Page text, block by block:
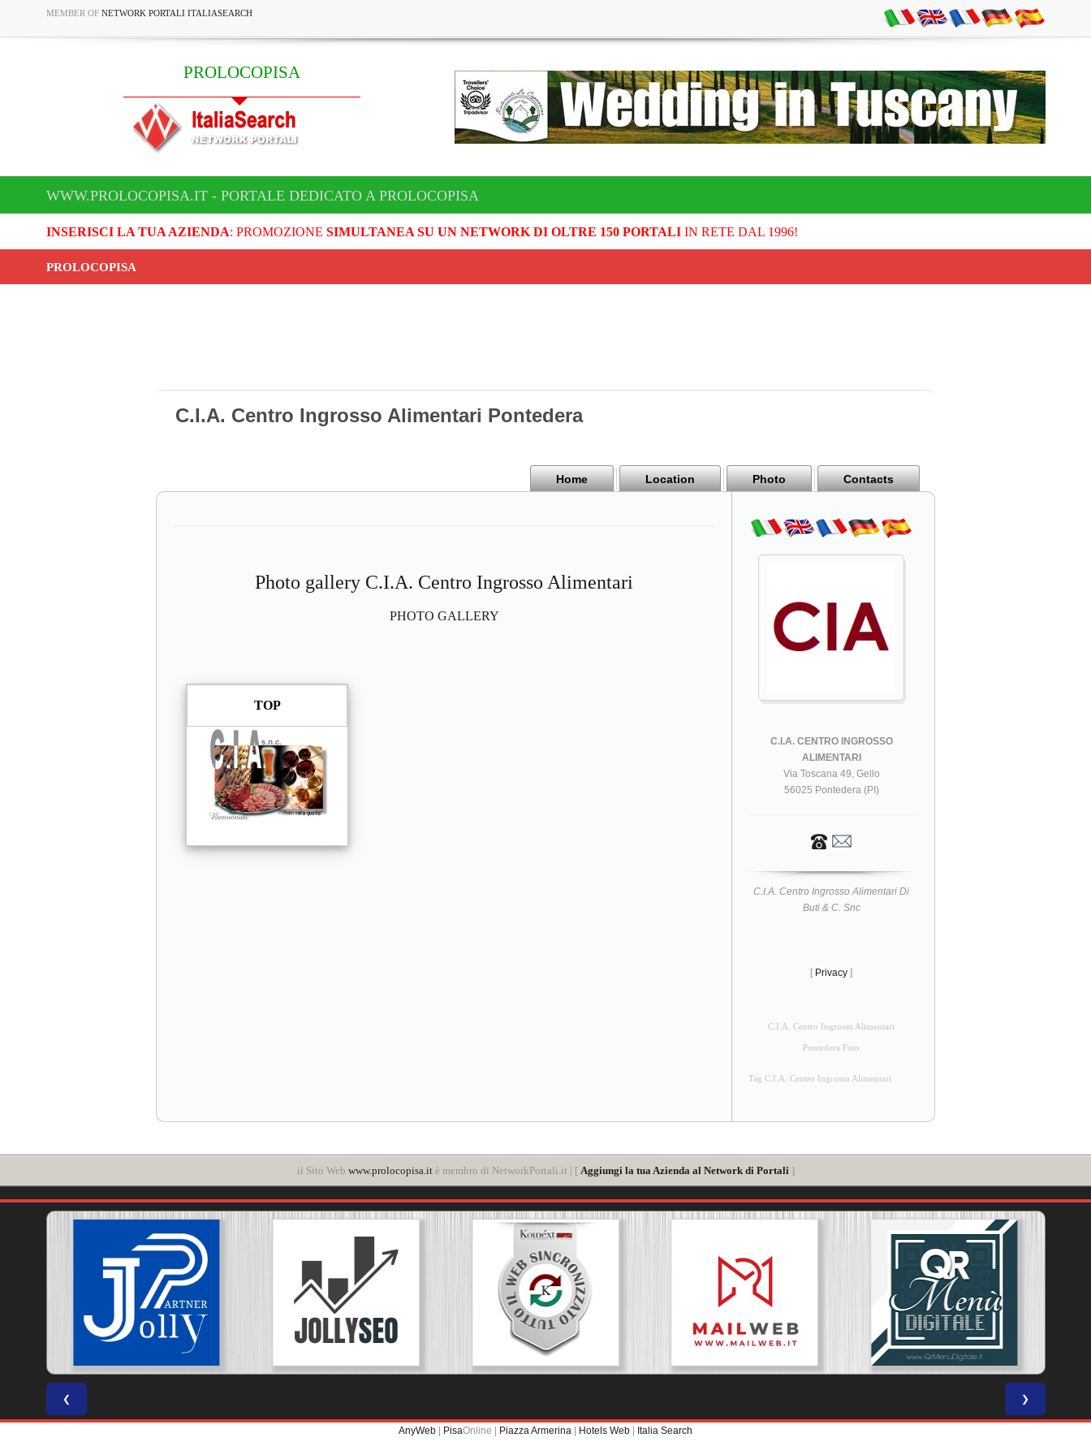
MEMBER OF NETWORK PORTALI ITALIASEARCH
PROLOCOPISA
WWW.PROLOCOPISA.IT - PORTALE DEDICATO A PROLOCOPISA
INSERISCI LA TUA AZIENDA: PROMOZIONE SIMULTANEA SU UN NETWORK DI OLTRE 150 PORTALIIN RETE DAL 1996!
PROLOCOPISA
C.I.A. Centro Ingrosso Alimentari Pontedera
Home Location Photo Contacts
Photo gallery C.I.A. Centro Ingrosso Alimentari
PHOTO GALLERY
TOP
C.I.A. CENTRO INGROSSO
ALIMENTARI
Via Toscana 49, Gello
56025 Pontedera (PI)
C.I.A. Centro Ingrosso Alimentari Di
Buti & C. Snc
[ Privacy ]
C.I.A. Centro Ingrosso Alimentari
Pontedera Foto
Tag C.I.A. Centro Ingrosso Alimentari
il Sito Web www.prolocopisa.itè membro di NetworkPortali.it | [ Aggiungi la tua Azienda al Network di Portali ]
❮ ❯
AnyWeb | PisaOnline | Piazza Armerina | Hotels Web | Italia Search